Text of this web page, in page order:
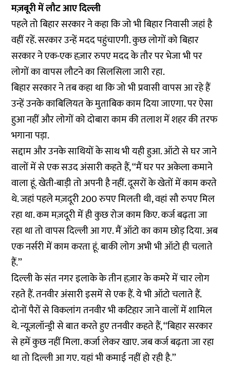
मज़बूरी में लौट आए दिल्ली
पहले तो बिहार सरकार ने कहा कि जो भी बिहार निवासी जहां है
वहीं रहें. सरकार उन्हें मदद पहुंचाएगी. कुछ लोगों को बिहार
सरकार ने एक-एक हज़ार रुपए मदद के तौर पर भेजा भी पर
लोगों का वापस लौटने का सिलसिला जारी रहा.
बिहार सरकार ने तब कहा था कि जो भी प्रवासी वापस आ रहे हैं
उन्हें उनके काबिलियत के मुताबिक काम दिया जाएगा. पर ऐसा
हुआ नहीं और लोगों को दोबारा काम की तलाश में शहर की तरफ
भगाना पड़ा.
सद्दाम और उनके साथियों के साथ भी यही हुआ. ऑटो से घर जाने
वालों में से एक सउद अंसारी कहते हैं, ‘‘मैं घर पर अकेला कमाने
वाला हूं. खेती-बाड़ी तो अपनी है नहीं. दूसरों के खेतों में काम करते
थे. जहां पहले मज़दूरी 200 रुपए मिलती थी, वहां सौ रुपए मिल
रहा था. कम मज़दूरी में ही कुछ रोज काम किए. कर्ज बढ़ता जा
रहा था तो वापस दिल्ली आ गए. मैं ऑटो का काम छोड़ दिया. अब
एक नर्सरी में काम करता हूं. बाकी लोग अभी भी ऑटो ही चलाते
हैं.’’
दिल्ली के संत नगर इलाके के तीन हज़ार के कमरे में चार लोग
रहते हैं. तनवीर अंसारी इसमें से एक हैं. ये भी ऑटो चलाते हैं.
दोनों पैरों से विकलांग तनवीर भी कटिहार जाने वालों में शामिल
थे. न्यूज़लॉन्ड्री से बात करते हुए तनवीर कहते हैं, ‘‘बिहार सरकार
से हमें कुछ नहीं मिला. कर्जा लेकर खाए. जब कर्ज बढ़ता जा रहा
था तो दिल्ली आ गए. यहां भी कमाई नहीं हो रही है.’’